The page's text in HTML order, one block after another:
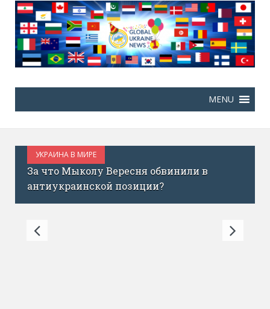
УКРАИНА В МИРЕ
ИЮЛЬ 1, 2017
«Украина сегодня – как Израиль до ICQ»:
инвестор Эйтан Кац о запуске фонда для
украинских стартапов